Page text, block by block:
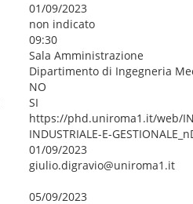
01/09/2023
non indicato
09:30
Sala Amministrazione
Dipartimento di Ingegneria
NO
SI
https://phd.uniroma1.it/web/
INDUSTRIALE-E-
01/09/2023
giulio.digravio@uniroma1.it
05/09/2023